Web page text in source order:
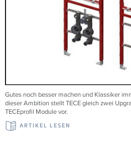
Gutes noch besser machen und Klassiker
dieser Ambition stellt TECE gleich zwei
TECEprofil Module vor.
ARTIKEL LESEN